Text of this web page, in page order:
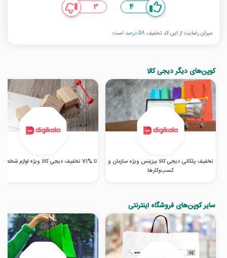
4
3
میزان رضایت از این کد تخفیف 58 درصد است
کوپن‌های دیگر دیجی کالا
تخفیف پلکانی دیجی کالا بیزینس ویژه سازمان و
کسب‌‌وکارها
تا %71 تخفیف دیجی کالا ویژه لوازم شخصی برقی
سایر کوپن‌های فروشگاه اینترنتی